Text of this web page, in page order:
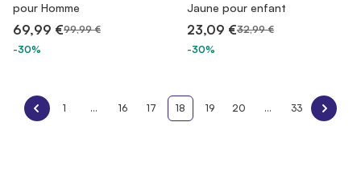
pour Homme
69,99 €99,99 €
-30%
Jaune pour enfant
23,09 €32,99 €
-30%
1 ... 16 17 18 19 20 ... 33